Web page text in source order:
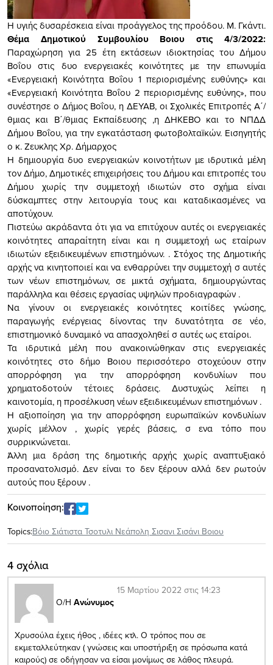
Η υγιής δυσαρέσκεια είναι προάγγελος της προόδου. Μ. Γκάντι.
Θέμα Δημοτικού Συμβουλίου Βοιου στις 4/3/2022:
Παραχώρηση για 25 έτη εκτάσεων ιδιοκτησίας του Δήμου
Βοΐου στις δυο ενεργειακές κοινότητες με την επωνυμία
«Ενεργειακή Κοινότητα Βοΐου 1 περιορισμένης ευθύνης» και
«Ενεργειακή Κοινότητα Βοΐου 2 περιορισμένης ευθύνης», που
συνέστησε ο Δήμος Βοΐου, η ΔΕΥΑΒ, οι Σχολικές Επιτροπές Α΄/
θμιας και Β΄/θμιας Εκπαίδευσης ,η ΔΗΚΕΒΟ και το ΝΠΔΔ
Δήμου Βοΐου, για την εγκατάσταση φωτοβολταïκών. Εισηγητής
ο κ. Ζευκλης Χρ. Δήμαρχος
Η δημιουργία δυο ενεργειακών κοινοτήτων με ιδρυτικά μέλη
τον Δήμο, Δημοτικές επιχειρήσεις του Δήμου και επιτροπές του
Δήμου χωρίς την συμμετοχή ιδιωτών στο σχήμα είναι
δύσκαμπτες στην λειτουργία τους και καταδικασμένες να
αποτύχουν.
Πιστεύω ακράδαντα ότι για να επιτύχουν αυτές οι ενεργειακές
κοινότητες απαραίτητη είναι και η συμμετοχή ως εταίρων
ιδιωτών εξειδικευμένων επιστημόνων. . Στόχος της Δημοτικής
αρχής να κινητοποιεί και να ενθαρρύνει την συμμετοχή σ αυτές
των νέων επιστημόνων, σε μικτά σχήματα, δημιουργώντας
παράλληλα και θέσεις εργασίας υψηλών προδιαγραφών .
Να γίνουν οι ενεργειακές κοινότητες κοιτίδες γνώσης,
παραγωγής ενέργειας δίνοντας την δυνατότητα σε νέο,
επιστημονικό δυναμικό να απασχοληθεί σ αυτές ως εταίροι.
Τα ιδρυτικά μέλη που ανακοινώθηκαν στις ενεργειακές
κοινότητες στο δήμο Βοιου περισσότερο στοχεύουν στην
απορρόφηση για την απορρόφηση κονδυλίων που
χρηματοδοτούν τέτοιες δράσεις. Δυστυχώς λείπει η
καινοτομία, η προσέλκυση νέων εξειδικευμένων επιστημόνων .
Η αξιοποίηση για την απορρόφηση ευρωπαϊκών κονδυλίων
χωρίς μέλλον , χωρίς γερές βάσεις, σ ενα τόπο που
συρρικνώνεται.
Άλλη μια δράση της δημοτικής αρχής χωρίς αναπτυξιακό
προσανατολισμό. Δεν είναι το δεν ξέρουν αλλά δεν ρωτούν
αυτούς που ξέρουν .
Κοινοποίηση:
Topics:Βόιο Σιάτιστα Τσοτυλι Νεάπολη Σισανι Σισάνι Βοιου
4 σχόλια
Ο/Η Ανώνυμος
15 Μαρτίου 2022 στις 14:23
Χρυσούλα έχεις ήθος , ιδέες κτλ. Ο τρόπος που σε
εκμεταλλεύτηκαν ( γνώσεις και υποστήριξη σε πρόσωπα κατά
καιρούς) σε οδήγησαν να είσαι μονίμως σε λάθος πλευρά.